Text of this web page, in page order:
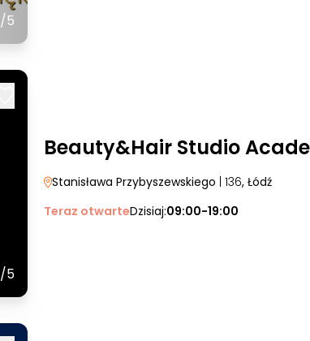
/5
/5
Beauty&Hair Studio
Stanisława Przybyszewskiego | 136, Łódź
Teraz otwarteDzisiaj:09:00-19:00